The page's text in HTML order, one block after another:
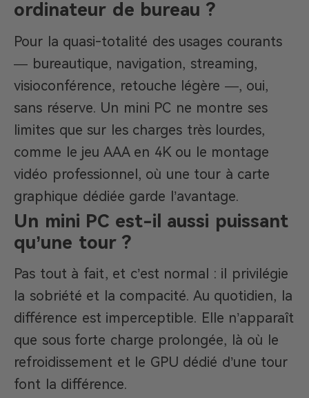
ordinateur de bureau ?
Pour la quasi-totalité des usages courants
— bureautique, navigation, streaming,
visioconférence, retouche légère —, oui,
sans réserve. Un mini PC ne montre ses
limites que sur les charges très lourdes,
comme le jeu AAA en 4K ou le montage
vidéo professionnel, où une tour à carte
graphique dédiée garde l’avantage.
Un mini PC est-il aussi puissant
qu’une tour ?
Pas tout à fait, et c’est normal : il privilégie
la sobriété et la compacité. Au quotidien, la
différence est imperceptible. Elle n’apparaît
que sous forte charge prolongée, là où le
refroidissement et le GPU dédié d’une tour
font la différence.